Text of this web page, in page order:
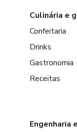
Culinária e
Confeitaria
Drinks
Gastronomia
Receitas
Engenharia